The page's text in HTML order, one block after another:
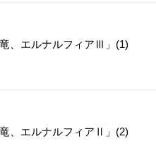
、エルナルフィアⅢ」(1)
、エルナルフィアⅡ」(2)